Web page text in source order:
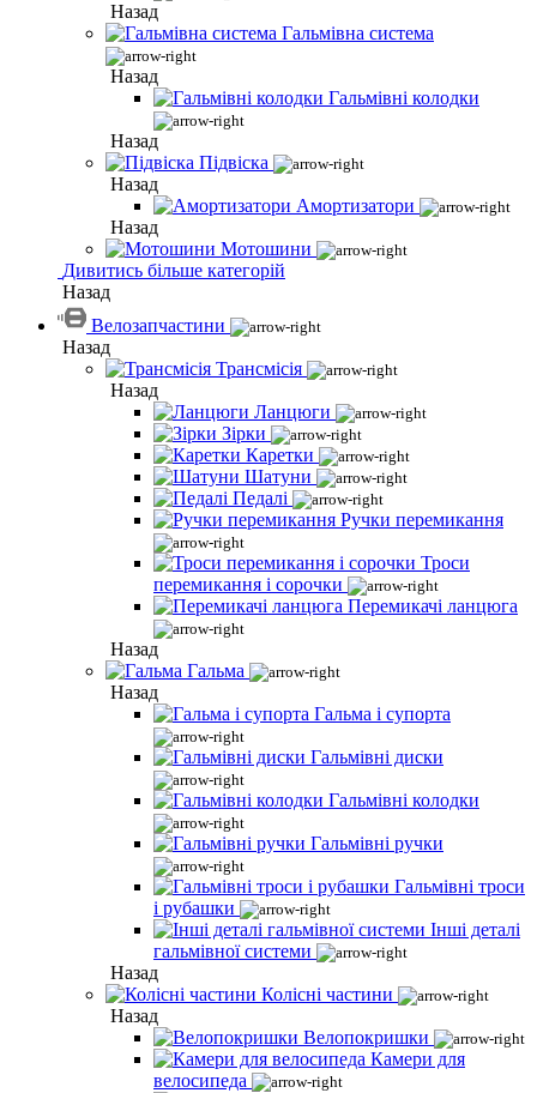
Назад
Гальмівна система
Назад
Гальмівні колодки
Назад
Підвіска
Назад
Амортизатори
Назад
Мотошини
Дивитись більше категорій
Назад
Велозапчастини
Назад
Трансмісія
Назад
Ланцюги
Зірки
Каретки
Шатуни
Педалі
Ручки перемикання
Троси
перемикання і сорочки
Перемикачі ланцюга
Назад
Гальма
Назад
Гальма і супорта
Гальмівні диски
Гальмівні колодки
Гальмівні ручки
Гальмівні троси
і рубашки
Інші деталі
гальмівної системи
Назад
Колісні частини
Назад
Велопокришки
Камери для
велосипеда